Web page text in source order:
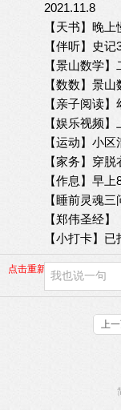
2021.11.8
【天书】晚
【伴听】史记
【景山数学
【数数】景
【亲子阅读
【娱乐视频
【运动】小区
【家务】穿脱
【作息】早
【睡前灵魂
【郑伟圣经】
【小打卡】已
点击重新加载
上